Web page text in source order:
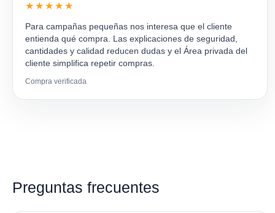
★★★★★
Para campañas pequeñas nos interesa que el cliente
entienda qué compra. Las explicaciones de seguridad,
cantidades y calidad reducen dudas y el Área privada del
cliente simplifica repetir compras.
Compra verificada
Preguntas frecuentes